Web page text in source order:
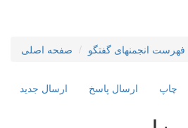
صفحه اصلی فهرست انجمنهای گفتگو
ارسال جديد ارسال پاسخ چاپ